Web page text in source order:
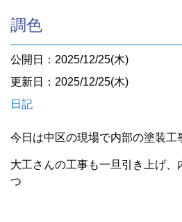
調色
公開日：2025/12/25(木)
更新日：2025/12/25(木)
日記
今日は中区の現場で内部の塗装工
大工さんの工事も一旦引き上げ、
つ